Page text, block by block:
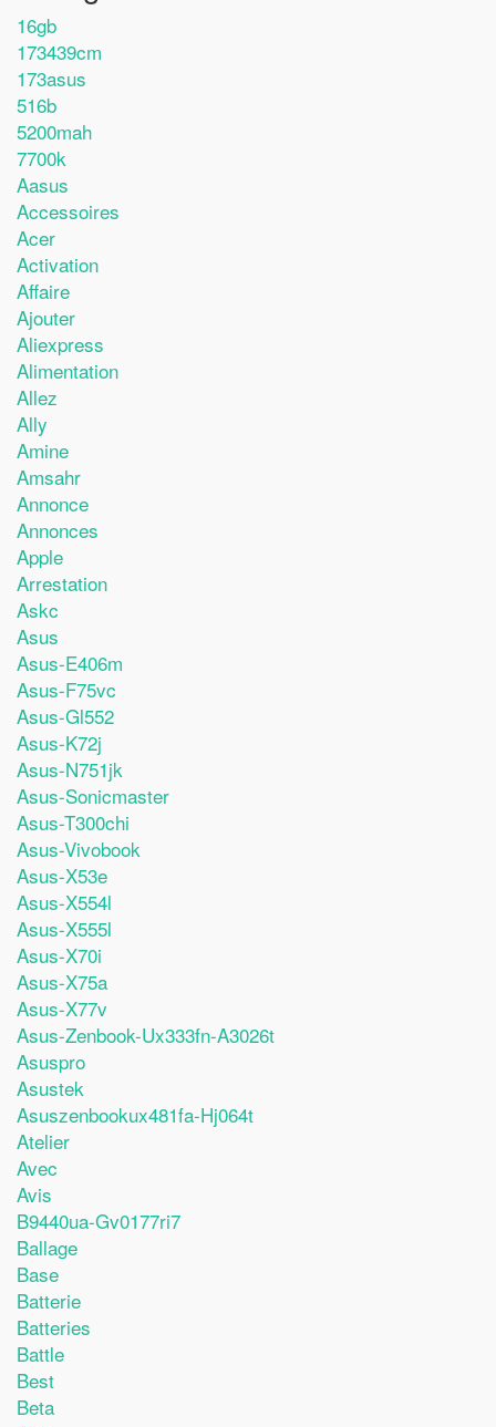
16gb
173439cm
173asus
516b
5200mah
7700k
Aasus
Accessoires
Acer
Activation
Affaire
Ajouter
Aliexpress
Alimentation
Allez
Ally
Amine
Amsahr
Annonce
Annonces
Apple
Arrestation
Askc
Asus
Asus-E406m
Asus-F75vc
Asus-Gl552
Asus-K72j
Asus-N751jk
Asus-Sonicmaster
Asus-T300chi
Asus-Vivobook
Asus-X53e
Asus-X554l
Asus-X555l
Asus-X70i
Asus-X75a
Asus-X77v
Asus-Zenbook-Ux333fn-A3026t
Asuspro
Asustek
Asuszenbookux481fa-Hj064t
Atelier
Avec
Avis
B9440ua-Gv0177ri7
Ballage
Base
Batterie
Batteries
Battle
Best
Beta